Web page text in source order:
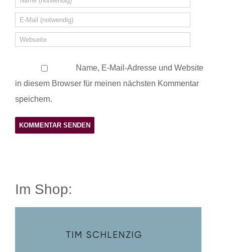
Name, E-Mail-Adresse und Website
in diesem Browser für meinen nächsten Kommentar
speichern.
Im Shop: